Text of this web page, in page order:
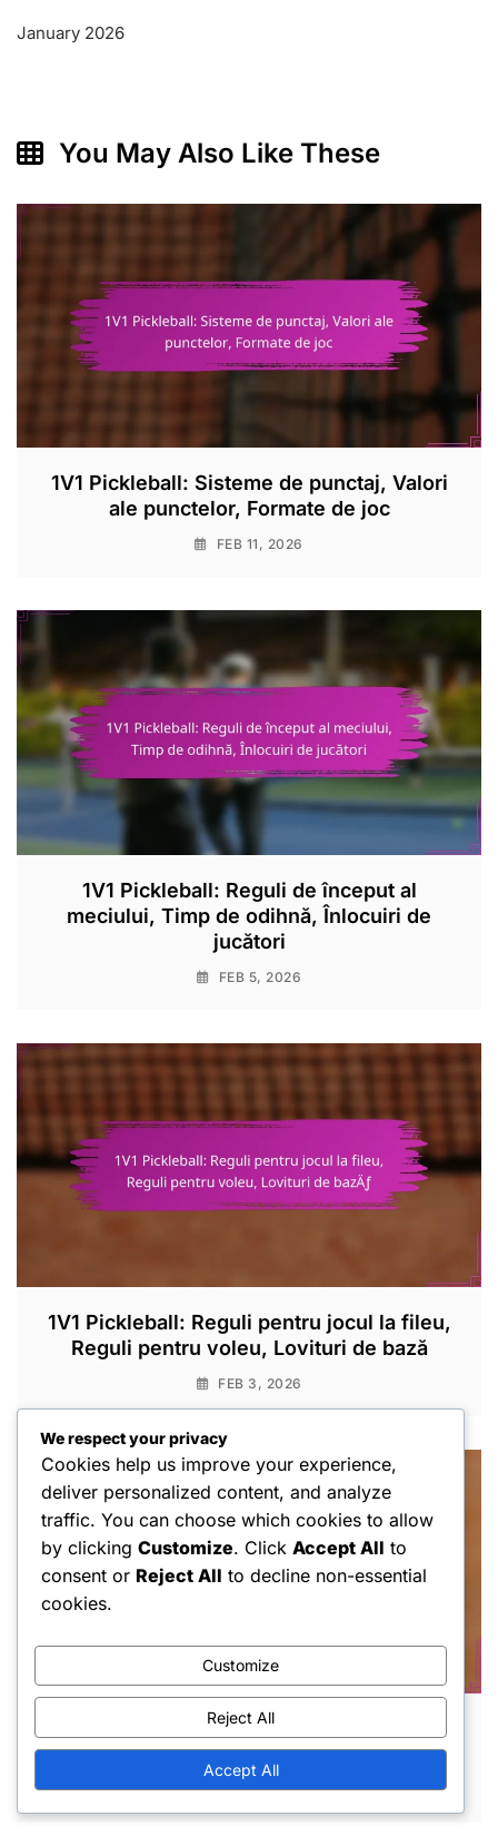
January 2026
You May Also Like These
1V1 Pickleball: Sisteme de punctaj, Valori
ale punctelor, Formate de joc
FEB 11, 2026
1V1 Pickleball: Reguli de început al
meciului, Timp de odihnă, Înlocuiri de
jucători
FEB 5, 2026
1V1 Pickleball: Reguli pentru jocul la fileu,
Reguli pentru voleu, Lovituri de bază
FEB 3, 2026
1V1 Pickleball: Erori de serviciu, Regula de
dublă săritură, Comportamentul jucătorului
JAN 29, 2026
We respect your privacy
Cookies help us improve your experience,
deliver personalized content, and analyze
traffic. You can choose which cookies to allow
by clicking Customize. Click Accept All to
consent or Reject All to decline non-essential
cookies.
Customize
Reject All
Accept All